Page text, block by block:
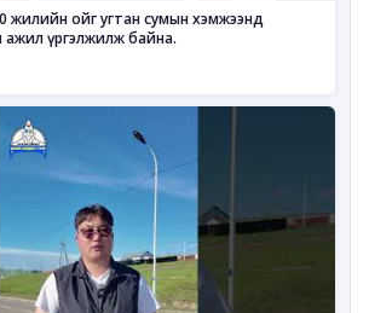
жилийн ойг угтан сумын хэмжээнд
үргэлжилж байна.